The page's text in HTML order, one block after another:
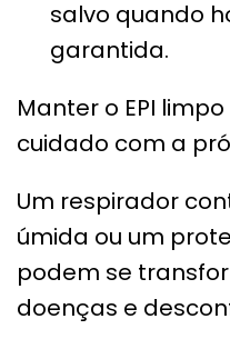
salvo quando
garantida.
Manter o EPI
cuidado com a
Um respirador
úmida ou um
podem se
doenças e